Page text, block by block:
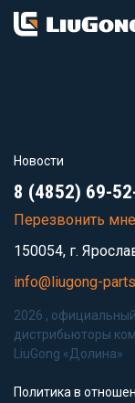
Новости
8 (4852) 69-
Перезвонить мне
150054, г.
info@liugong-
2026 , официальный
дистрибьюторы
LiuGong «Долина»
Политика в